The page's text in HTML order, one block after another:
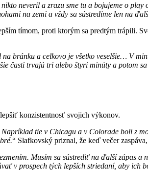
neveril a zrazu sme tu a bojujeme o
na zemi a vždy sa sústredíme len na
tímom, proti ktorým sa predtým trápili.
na bránku a celkovo je všetko veselšie… V
časti trvajú tri alebo štyri minúty a potom
konzistentnosť svojich výkonov.
tie v Chicagu a v Colorade boli z
“ Slafkovský priznal, že keď večer
Musím sa sústrediť na ďalší zápas
v prospech tých lepších striedaní, aby